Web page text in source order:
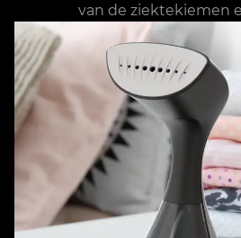
van de ziektekiemen